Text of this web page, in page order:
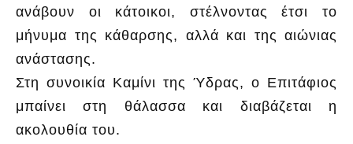
ανάβουν οι κάτοικοι, στέλνοντας έτσι το
μήνυμα της κάθαρσης, αλλά και της αιώνιας
ανάστασης.
Στη συνοικία Καμίνι της Ύδρας, ο Επιτάφιος
μπαίνει στη θάλασσα και διαβάζεται η
ακολουθία του.